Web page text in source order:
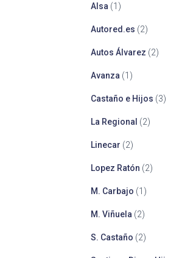
Alsa (1)
Autored.es (2)
Autos Álvarez (2)
Avanza (1)
Castaño e Hijos (3)
La Regional (2)
Linecar (2)
Lopez Ratón (2)
M. Carbajo (1)
M. Viñuela (2)
S. Castaño (2)